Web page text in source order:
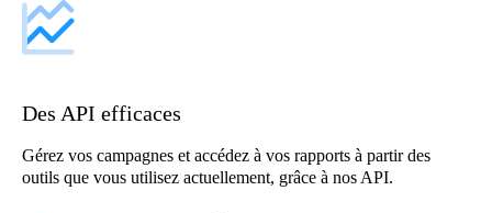
Des API efficaces
Gérez vos campagnes et accédez à vos rapports à partir des
outils que vous utilisez actuellement, grâce à nos API.